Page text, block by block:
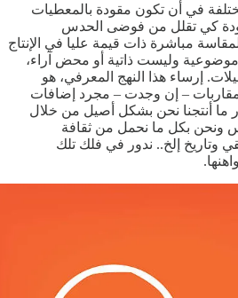
في أن تكون مقودة بالمعطيات
كي تقلل من فوضى الحدس
مباشرة ذات قيمة عليا في الإنتاج
موضوعية وليست ذاتية أو محض آراء،
إرساء هذا النهج المعرفي، هو
– إن وجدت – مجرد إضافات
ما أنتجنا نحن بشكل أصيل من خلال
ونحن بكل ما نحمل من ثقافة
وتاريخ إلخ.. ندور في فلك تلك